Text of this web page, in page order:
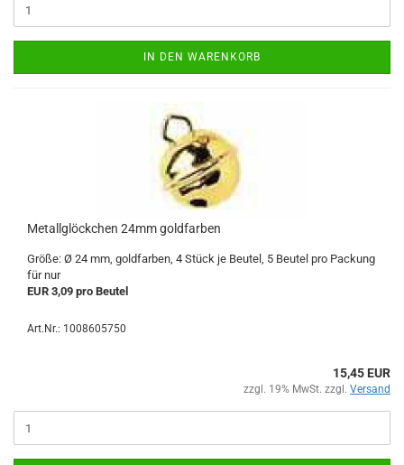
IN DEN WARENKORB
Metallglöckchen 24mm goldfarben
Größe: Ø 24 mm, goldfarben, 4 Stück je Beutel, 5 Beutel pro Packung
für nur
EUR 3,09 pro Beutel
Art.Nr.: 1008605750
15,45 EUR
zzgl. 19% MwSt. zzgl. Versand